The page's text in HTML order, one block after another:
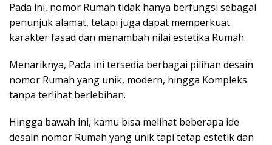
Pada ini, nomor Rumah tidak hanya berfungsi sebagai
penunjuk alamat, tetapi juga dapat memperkuat
karakter fasad dan menambah nilai estetika Rumah.
Menariknya, Pada ini tersedia berbagai pilihan desain
nomor Rumah yang unik, modern, hingga Kompleks
tanpa terlihat berlebihan.
Hingga bawah ini, kamu bisa melihat beberapa ide
desain nomor Rumah yang unik tapi tetap estetik dan